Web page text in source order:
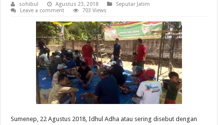
sohibul Agustus 23, 2018
Seputar Jatim
Leave a comment
703 Views
Sumenep, 22 Agustus 2018, Idhul Adha atau sering disebut dengan